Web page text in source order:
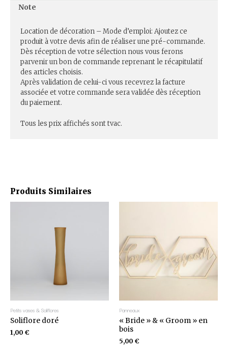
Produits Similaires
Petits vases & Soliflores
Soliflore doré
1,00 €
Panneaux
« Bride » & « Groom » en
bois
5,00 €
Note
Location de décoration – Mode d’emploi: Ajoutez ce
produit à votre devis afin de réaliser une pré-commande.
Dès réception de votre sélection nous vous ferons
parvenir un bon de commande reprenant le récapitulatif
des articles choisis.
Après validation de celui-ci vous recevrez la facture
associée et votre commande sera validée dès réception
du paiement.
Tous les prix affichés sont tvac.